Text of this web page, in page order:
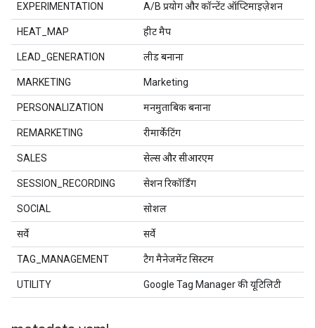
EXPERIMENTATION A/B प्रयोग और कॉन्टेंट ऑप्टिमाइज़ेशन
HEAT_MAP हीट मैप
LEAD_GENERATION लीड बनाना
MARKETING Marketing
PERSONALIZATION मनमुताबिक बनाना
REMARKETING रीमार्केटिंग
SALES सेल्स और सीआरएम
SESSION_RECORDING सेशन रिकॉर्डिंग
SOCIAL सोशल
सर्वे सर्वे
TAG_MANAGEMENT टैग मैनेजमेंट सिस्टम
UTILITY Google Tag Manager की यूटिलिटी